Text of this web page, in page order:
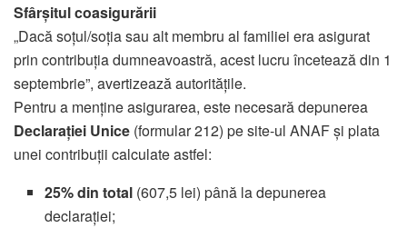
Sfârșitul coasigurării
„Dacă soțul/soția sau alt membru al familiei era asigurat
prin contribuția dumneavoastră, acest lucru încetează din 1
septembrie”, avertizează autoritățile.
Pentru a menține asigurarea, este necesară depunerea
Declarației Unice (formular 212) pe site-ul ANAF și plata
unei contribuții calculate astfel:
25% din total (607,5 lei) până la depunerea
declarației;